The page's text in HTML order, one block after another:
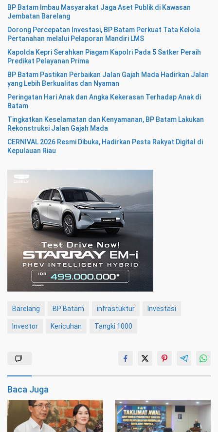
BP Batam Imbau Masyarakat Jaga Aset Publik di Kawasan
Jembatan Barelang
Dorong Percepatan Investasi, BP Batam Perkuat Tata Kelola
Pertanahan melalui Pelaporan Mandiri LMS
Kapolda Kepri Serahkan Piagam Kapolri Pada 5 Satker Peraih
Predikat Pelayanan Prima
BP Batam Pastikan Perbaikan Jalan Gajah Mada Hadirkan Jalan
yang Lebih Berkualitas dan Nyaman
Peringatan Hari Anak dan Angka Kekerasan Terhadap Anak di
Batam
Tingkatkan Keselamatan dan Kenyamanan, BP Batam Lakukan
Rekonstruksi Jalan Gajah Mada
CERNIVAL 2026 Resmi Dibuka, Hadirkan Pesta Rakyat Digital di
Kepulauan Riau
Barelang BP Batam infrastuktur Investasi
Investor Kericuhan Tangki 1000
Baca Juga